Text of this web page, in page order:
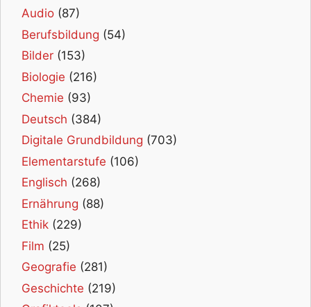
Audio (87)
Berufsbildung (54)
Bilder (153)
Biologie (216)
Chemie (93)
Deutsch (384)
Digitale Grundbildung (703)
Elementarstufe (106)
Englisch (268)
Ernährung (88)
Ethik (229)
Film (25)
Geografie (281)
Geschichte (219)